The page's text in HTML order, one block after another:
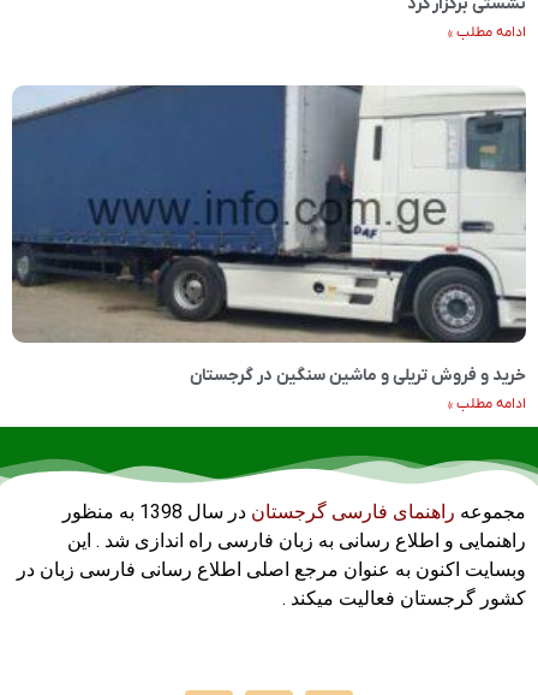
ادامه مطلب »
خرید و فروش تریلی و ماشین سنگین در گرجستان
ادامه مطلب »
مجموعه راهنمای فارسی گرجستان
در سال 1398 به منظور
راهنمایی و اطلاع رسانی به زبان فارسی راه اندازی شد . این
وبسایت اکنون به عنوان مرجع اصلی اطلاع رسانی فارسی زبان در
کشور گرجستان فعالیت میکند .